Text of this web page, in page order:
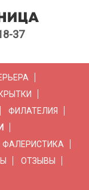
37
ФИЛАТЕЛИЯ
ФАЛЕРИСТИКА
ОТЗЫВЫ